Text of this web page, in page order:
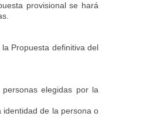
provisional se hará
Propuesta definitiva del
elegidas por la
identidad de la persona o